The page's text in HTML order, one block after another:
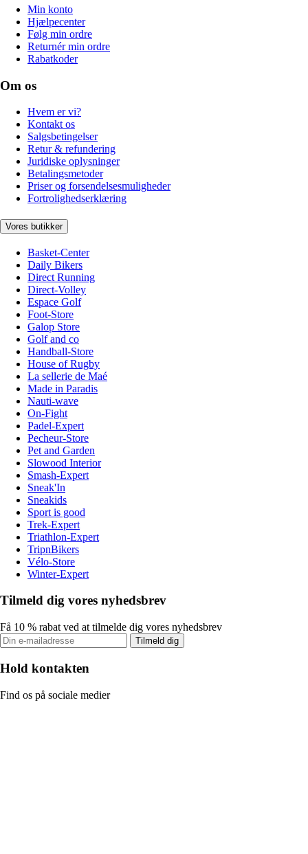
Min konto
Hjælpecenter
Følg min ordre
Returnér min ordre
Rabatkoder
Om os
Hvem er vi?
Kontakt os
Salgsbetingelser
Retur & refundering
Juridiske oplysninger
Betalingsmetoder
Priser og forsendelsesmuligheder
Fortrolighedserklæring
Vores butikker
Basket-Center
Daily Bikers
Direct Running
Direct-Volley
Espace Golf
Foot-Store
Galop Store
Golf and co
Handball-Store
House of Rugby
La sellerie de Maé
Made in Paradis
Nauti-wave
On-Fight
Padel-Expert
Pecheur-Store
Pet and Garden
Slowood Interior
Smash-Expert
Sneak'In
Sneakids
Sport is good
Trek-Expert
Triathlon-Expert
TripnBikers
Vélo-Store
Winter-Expert
Tilmeld dig vores nyhedsbrev
Få 10 % rabat ved at tilmelde dig vores nyhedsbrev
Tilmeld dig
Hold kontakten
Find os på sociale medier